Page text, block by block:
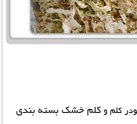
کلم وکلم خشک بسته بندی